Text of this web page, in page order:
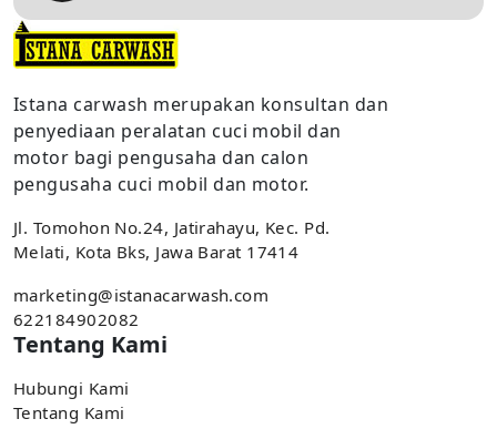
Istana carwash merupakan konsultan dan
penyediaan peralatan cuci mobil dan
motor bagi pengusaha dan calon
pengusaha cuci mobil dan motor.
Jl. Tomohon No.24, Jatirahayu, Kec. Pd.
Melati, Kota Bks, Jawa Barat 17414
marketing@istanacarwash.com
622184902082
Tentang Kami
Hubungi Kami
Tentang Kami